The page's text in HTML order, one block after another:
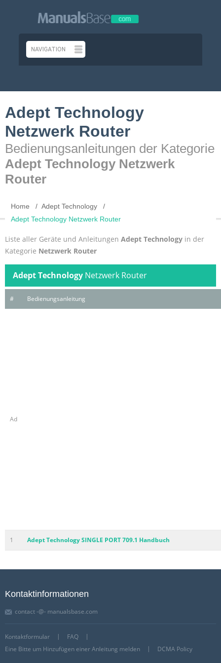
Adept Technology
Netzwerk Router
Bedienungsanleitungen der Kategorie
Adept Technology Netzwerk
Router
Home
Adept Technology
Adept Technology Netzwerk Router
Liste aller Geräte und Anleitungen Adept Technology in der
Kategorie Netzwerk Router
Adept Technology Netzwerk Router
# Bedienungsanleitung
Ad
1 Adept Technology SINGLE PORT 709.1 Handbuch
Kontaktinformationen
contact -@- manualsbase.com
Kontaktformular
FAQ
Eine Bitte um Hinzufügen einer Anleitung melden
DCMA Policy